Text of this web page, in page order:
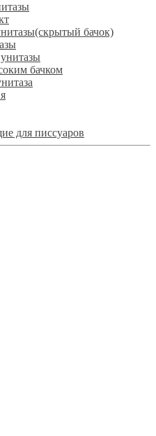
бачок)
бачком
для писсуаров